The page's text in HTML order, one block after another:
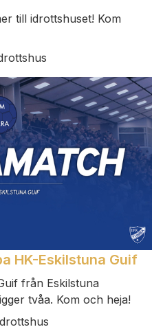
till idrottshuset! Kom
HK-Eskilstuna Guif
från Eskilstuna
tvåa. Kom och heja!